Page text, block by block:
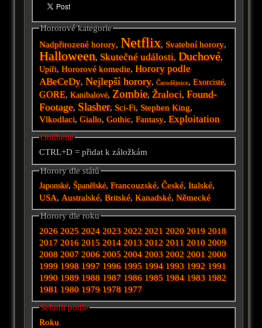
Hororové kategorie
Nadpřirozené horory, Netflix, Svatební horory,
Halloween, Skutečné události, Duchové,
Upíři,Hororové komedie,Horory podle
ABeCeDy, Nejlepší horory,Čarodějnice,Exorcisté,
GORE,Kanibalové, Zombie, Žraloci, Found-
Footage, Slasher, Sci-Fi, Stephen King,
Vlkodlaci,Giallo,Gothic,Fantasy,Exploitation
Oblíbené
CTRL+D = přidat k záložkám
Horory dle států
Japonské, Španělské,Francouzské,České,Italské,
USA, Australské,Britské,Kanadské,Německé
Horory dle roku
2026 2025 2024 2023 2022 2021 2020 2019 2018
2017 2016 2015 2014 2013 2012 2011 2010 2009
2008 2007 2006 2005 2004 2003 2002 2001 2000
1999 1998 1997 1996 1995 1994 1993 1992 1991
1990 1989 1988 1987 1986 1985 1984 1983 1982
1981 1980 1979 1978 1977
Seřadit podle
Roku